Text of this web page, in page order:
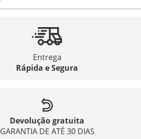
Entrega
Rápida e Segura
Devolução gratuita
GARANTIA DE ATÉ 30 DIAS